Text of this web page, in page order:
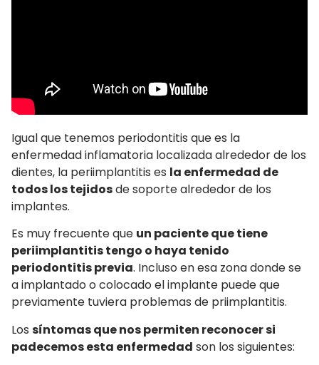
Igual que tenemos periodontitis que es la
enfermedad inflamatoria localizada alrededor de los
dientes, la periimplantitis es la enfermedad de
todos los tejidosde soporte alrededor de los
implantes.
Es muy frecuente que un paciente que tiene
periimplantitis tengo o haya tenido
periodontitis previa. Incluso en esa zona donde se
a implantado o colocado el implante puede que
previamente tuviera problemas de priimplantitis.
Los síntomas que nos permiten reconocer si
padecemos esta enfermedad son los siguientes: